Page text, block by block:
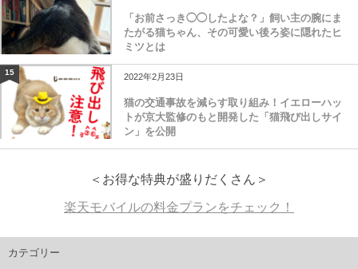
「お前さっき◯◯したよな？」飼い主の腕にま
たがる猫ちゃん、その可愛い後ろ姿に隠れたヒ
ミツとは
15 2022年2月23日
猫の交通事故を減らす取り組み！イエローハッ
トが京大監修のもと開発した「猫飛び出しサイ
ン」を公開
＜お得な特典が盛りだくさん＞
楽天モバイルの料金プランをチェック！
カテゴリー